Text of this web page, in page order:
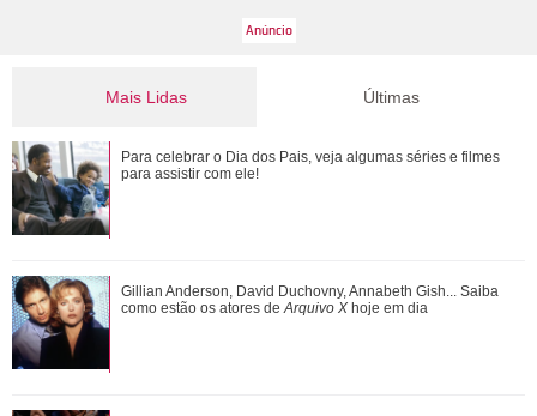
Mais Lidas
Morre pai de Lionel Messi aos 68 anos de idade
Ana Castela responde recado de Zé Felipe em show: Um
goiano me mandou um abraço ontem
Últimas
Para celebrar o Dia dos Pais, veja algumas séries e filmes
para assistir com ele!
Gillian Anderson, David Duchovny, Annabeth Gish... Saiba
como estão os atores deArquivo X hoje em dia